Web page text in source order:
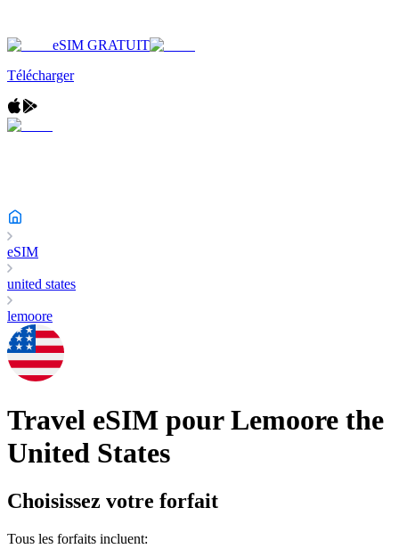
eSIM GRATUIT
Télécharger
eSIM
united states
lemoore
Travel eSIM pour Lemoore the
United States
Choisissez votre forfait
Tous les forfaits incluent: